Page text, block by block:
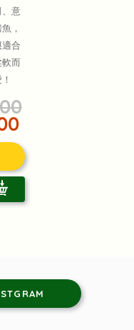
、意
，
合
軟而